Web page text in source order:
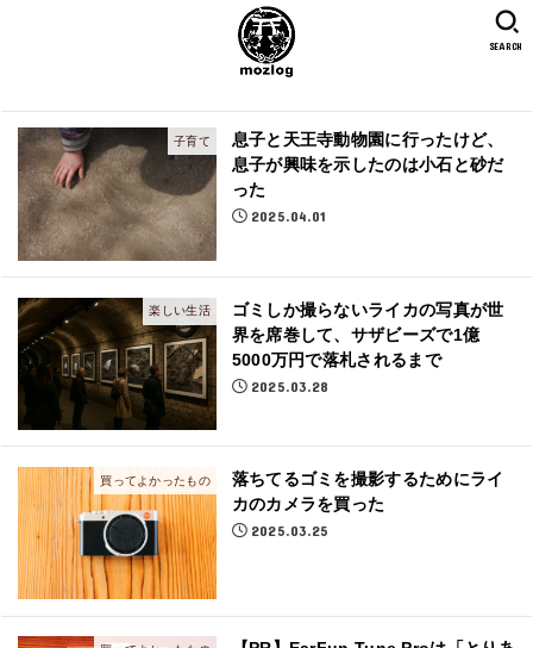
SEARCH
子育て
息子と天王寺動物園に行ったけど、
息子が興味を示したのは小石と砂だ
った
2025.04.01
楽しい生活
ゴミしか撮らないライカの写真が世
界を席巻して、サザビーズで1億
5000万円で落札されるまで
2025.03.28
買ってよかったもの
落ちてるゴミを撮影するためにライ
カのカメラを買った
2025.03.25